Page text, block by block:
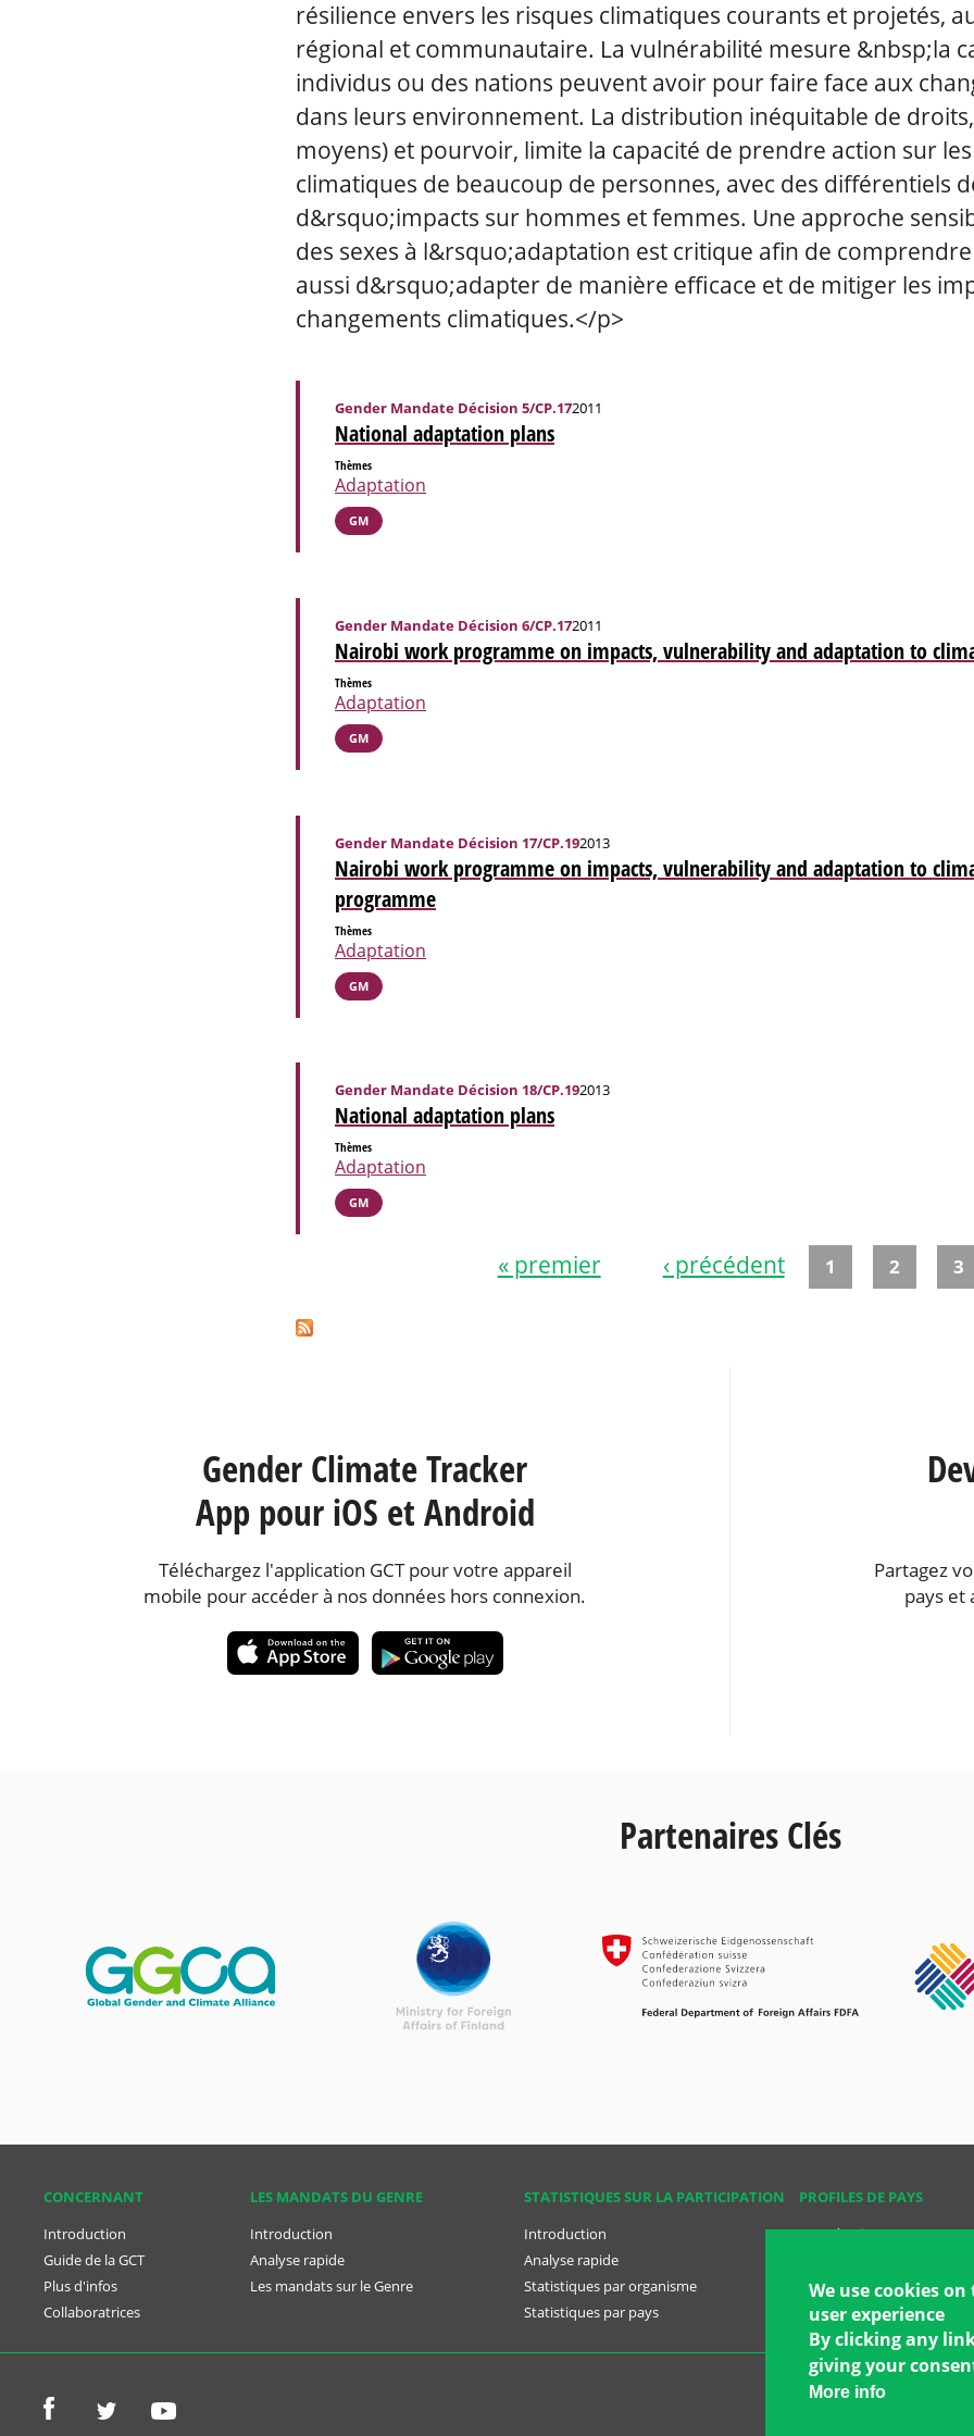
résilience envers les risques climatiques courants et projetés,
régional et communautaire. La vulnérabilité mesure &nbsp;la
individus ou des nations peuvent avoir pour faire face aux
dans leurs environnement. La distribution inéquitable de
moyens) et pourvoir, limite la capacité de prendre action sur
climatiques de beaucoup de personnes, avec des différentiels
d&rsquo;impacts sur hommes et femmes. Une approche
des sexes à l&rsquo;adaptation est critique afin de
aussi d&rsquo;adapter de manière efficace et de mitiger les
changements climatiques.</p>
National adaptation plans
Gender Mandate Décision 5/CP.172011
Thèmes
Adaptation
GM
Nairobi work programme on impacts, vulnerability and adaptation to
Gender Mandate Décision 6/CP.172011
Thèmes
Adaptation
GM
Nairobi work programme on impacts, vulnerability and adaptation to
programme
Gender Mandate Décision 17/CP.192013
Thèmes
Adaptation
GM
National adaptation plans
Gender Mandate Décision 18/CP.192013
Thèmes
Adaptation
GM
Pages
« premier ‹ précédent 1 2 3
Gender Climate Tracker
App pour iOS et Android
Téléchargez l'application GCT pour votre appareil
mobile pour accéder à nos données hors connexion.
Partagez
pays et
Partenaires Clés
CONCER­NANT
Introduction
Guide de la GCT
Plus d'infos
Collaboratrices
LES MANDATS DU GENRE
Introduction
Analyse rapide
Les mandats sur le Genre
STATISTIQUES SUR LA PARTICIPATION
Introduction
Analyse rapide
Statistiques par organisme
Statistiques par pays
PROFILES DE PAYS
Introduction
Profiles des pays
Plans nationaux
Copyright ©
We use cookies
user experience
By clicking any
giving your
More info